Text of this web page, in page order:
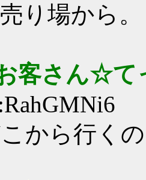
り場から。
客さん☆て
から行く